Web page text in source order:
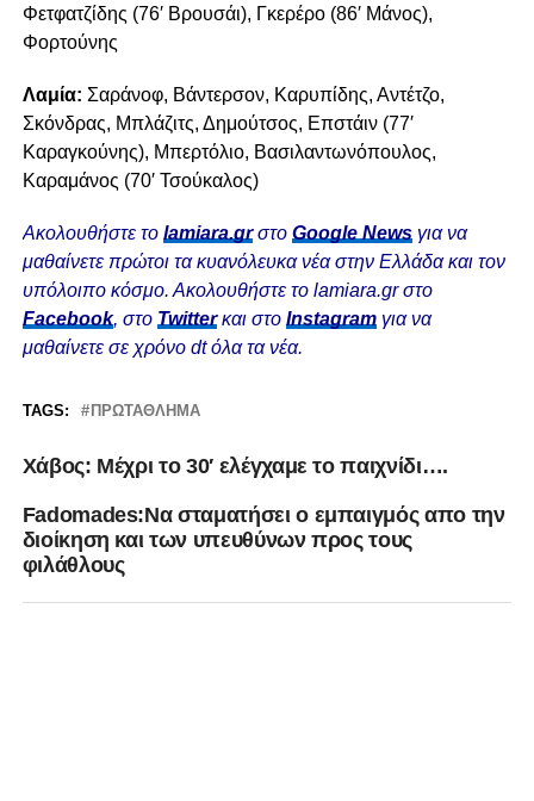
Φετφατζίδης (76′ Βρουσάι), Γκερέρο (86′ Μάνος),
Φορτούνης
Λαμία: Σαράνοφ, Βάντερσον, Καρυπίδης, Αντέτζο,
Σκόνδρας, Μπλάζιτς, Δημούτσος, Επστάιν (77′
Καραγκούνης), Μπερτόλιο, Βασιλαντωνόπουλος,
Καραμάνος (70′ Τσούκαλος)
Ακολουθήστε το lamiara.grστο Google Newsγια να
μαθαίνετε πρώτοι τα κυανόλευκα νέα στην Ελλάδα και τον
υπόλοιπο κόσμο. Ακολουθήστε το lamiara.gr στο
Facebook, στο Twitterκαι στο Instagram για να
μαθαίνετε σε χρόνο dt όλα τα νέα.
TAGS: ΠΡΩΤΆΘΛΗΜΑ
Χάβος: Μέχρι το 30′ ελέγχαμε το παιχνίδι….
Fadomades:Να σταματήσει ο εμπαιγμός απο την
διοίκηση και των υπευθύνων προς τους
φιλάθλους